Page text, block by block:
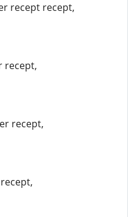
recept recept,
recept,
recept,